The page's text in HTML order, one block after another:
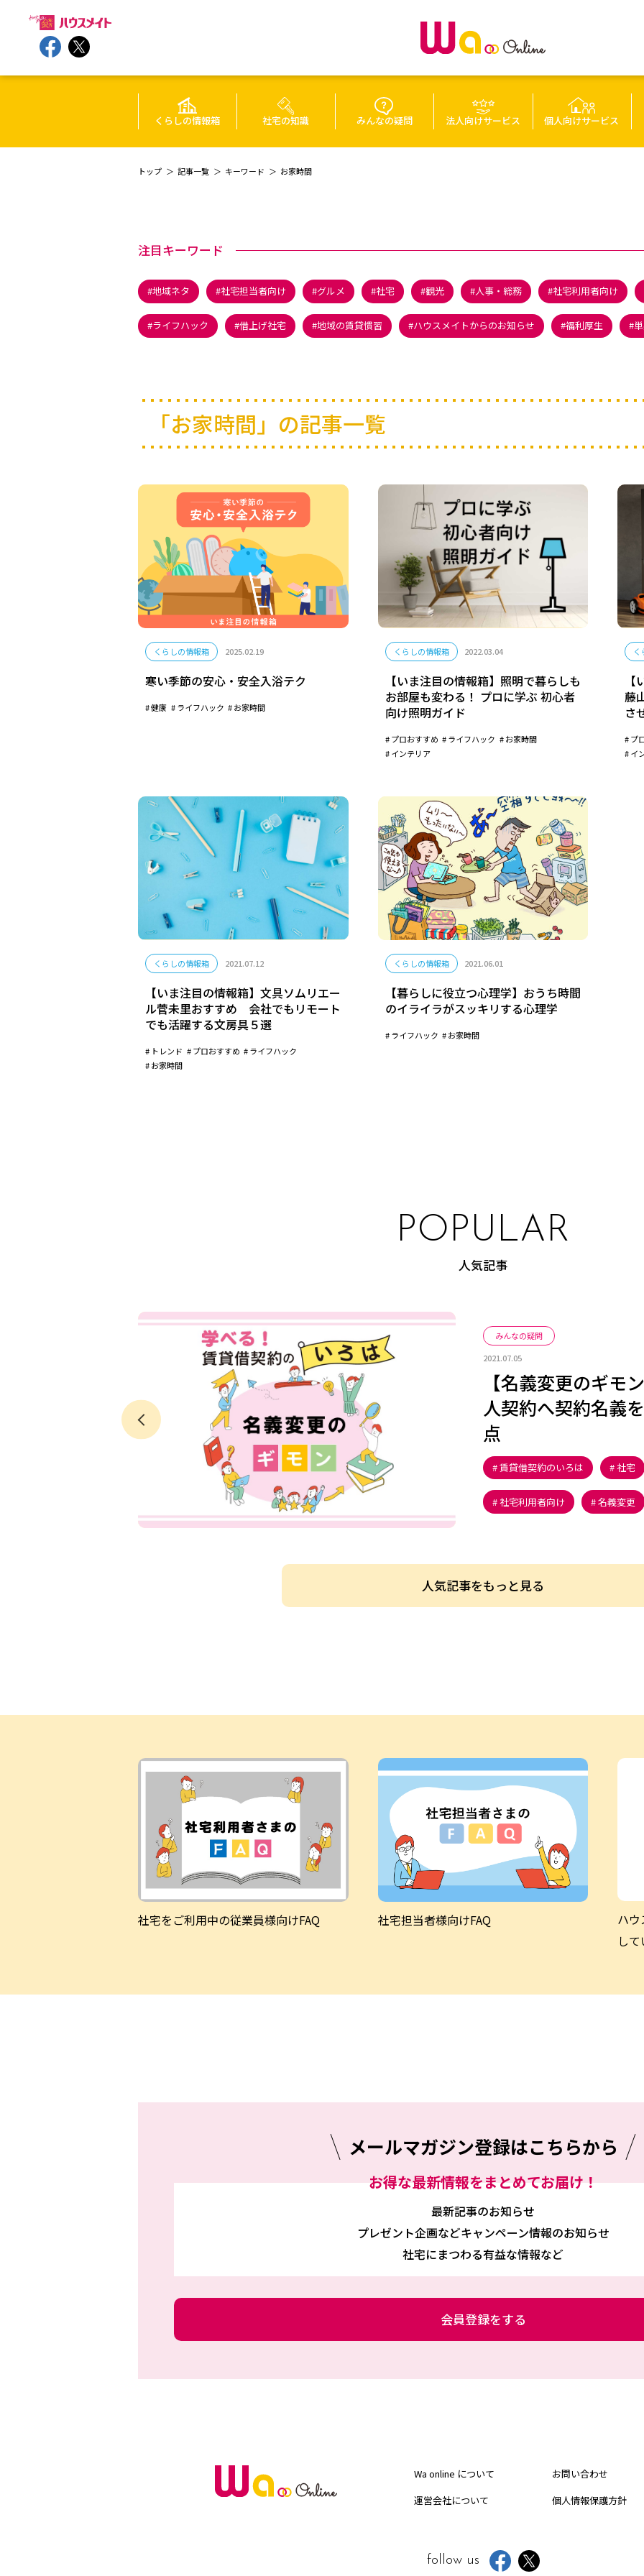
くらしの情報箱 社宅の知識 みんなの疑問 法人向けサービス 個人向けサービス
トップ 記事一覧 キーワード お家時間
注目キーワード
地域ネタ 社宅担当者向け グルメ 社宅 観光 人事・総務 社宅利用者向け
ライフハック 借上げ社宅 地域の賃貸慣習 ハウスメイトからのお知らせ 福利厚生
「お家時間」の記事一覧
くらしの情報箱 2025.02.19
寒い季節の安心・安全入浴テク
健康 ライフハック お家時間
くらしの情報箱 2022.03.04
【いま注目の情報箱】照明で暮らしも
お部屋も変わる！ プロに学ぶ 初心者
向け照明ガイド
プロおすすめ ライフハック
お家時間
インテリア
藤
さ
プ
イ
くらしの情報箱 2021.07.12
【いま注目の情報箱】文具ソムリエー
ル菅未里おすすめ 会社でもリモート
でも活躍する文房具５選
トレンド プロおすすめ
ライフハック
お家時間
くらしの情報箱 2021.06.01
【暮らしに役立つ心理学】おうち時間
のイライラがスッキリする心理学
ライフハック お家時間
POPULAR
人気記事
みんなの疑問
2021.07.05
【名義変更のギモ
人契約へ契約名義
点
賃貸借契約のいろは 社宅
社宅利用者向け 名義変更
人気記事をもっと見る
社宅をご利用中の従業員様向けFAQ 社宅担当者様向けFAQ
ハ
し
メールマガジン登録はこちらから
お得な最新情報をまとめてお届け！
最新記事のお知らせ
プレゼント企画などキャンペーン情報のお知らせ
社宅にまつわる有益な情報など
会員登録をする
Wa online について
運営会社について
お問い合わせ
個人情報保護方針
follow us